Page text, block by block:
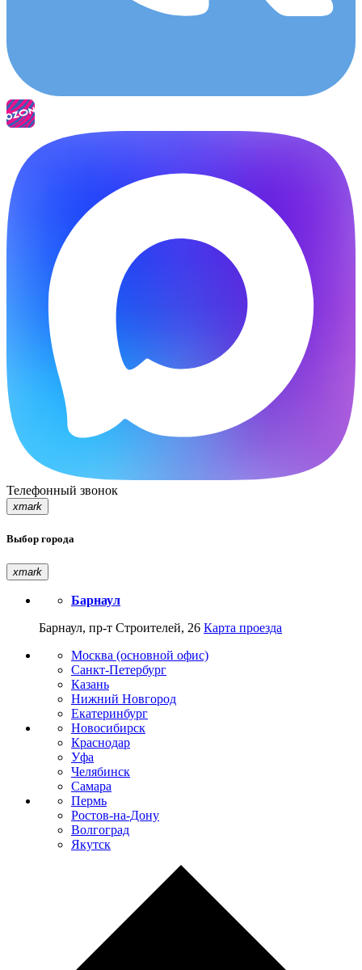
Телефонный звонок
xmark
Выбор города
xmark
Барнаул
Барнаул, пр-т Строителей, 26 Карта проезда
Москва (основной офис)
Санкт-Петербург
Казань
Нижний Новгород
Екатеринбург
Новосибирск
Краснодар
Уфа
Челябинск
Самара
Пермь
Ростов-на-Дону
Волгоград
Якутск